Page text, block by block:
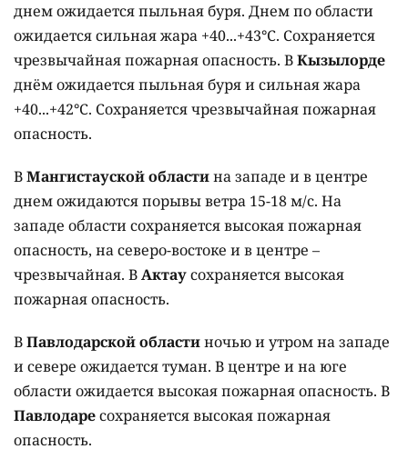
днем ожидается пыльная буря. Днем по области
ожидается сильная жара +40...+43°C. Сохраняется
чрезвычайная пожарная опасность. ВКызылорде
днём ожидается пыльная буря и сильная жара
+40...+42°C. Сохраняется чрезвычайная пожарная
опасность.
ВМангистауской областина западе и в центре
днем ожидаются порывы ветра 15-18 м/с. На
западе области сохраняется высокая пожарная
опасность, на северо-востоке и в центре –
чрезвычайная. ВАктаусохраняется высокая
пожарная опасность.
ВПавлодарской областиночью и утром на западе
и севере ожидается туман. В центре и на юге
области ожидается высокая пожарная опасность. В
Павлодаресохраняется высокая пожарная
опасность.